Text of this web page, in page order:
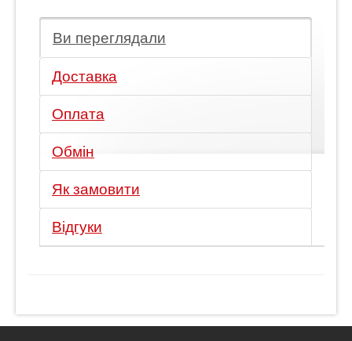
Ви переглядали
Доставка
Оплата
Обмін
Як замовити
Відгуки